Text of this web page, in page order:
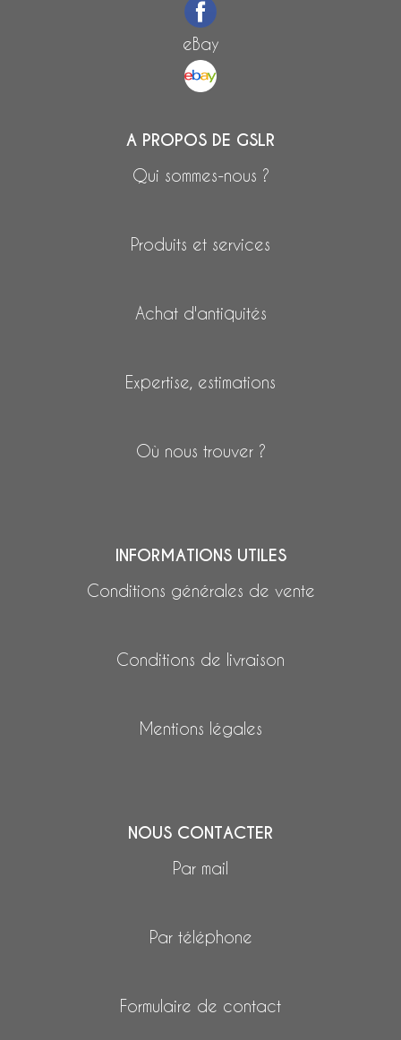
eBay
A PROPOS DE GSLR
Qui sommes-nous ?
Produits et services
Achat d'antiquités
Expertise, estimations
Où nous trouver ?
INFORMATIONS UTILES
Conditions générales de vente
Conditions de livraison
Mentions légales
NOUS CONTACTER
Par mail
Par téléphone
Formulaire de contact